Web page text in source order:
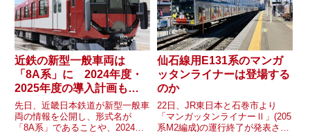
近鉄の新型一般車両は
「8A系」に 2024年度・
2025年度の導入計画も明
らかに
先日、近畿日本鉄道が新型一般車
両の情報を公開し、形式名が
「8A系」であることや、2024年
仙石線用E131系のマンガ
ッタンライナーは登場する
のか
22日、JR東日本と石巻市より
「マンガッタンライナーⅡ」(205
系M2編成)の運行終了が発表され